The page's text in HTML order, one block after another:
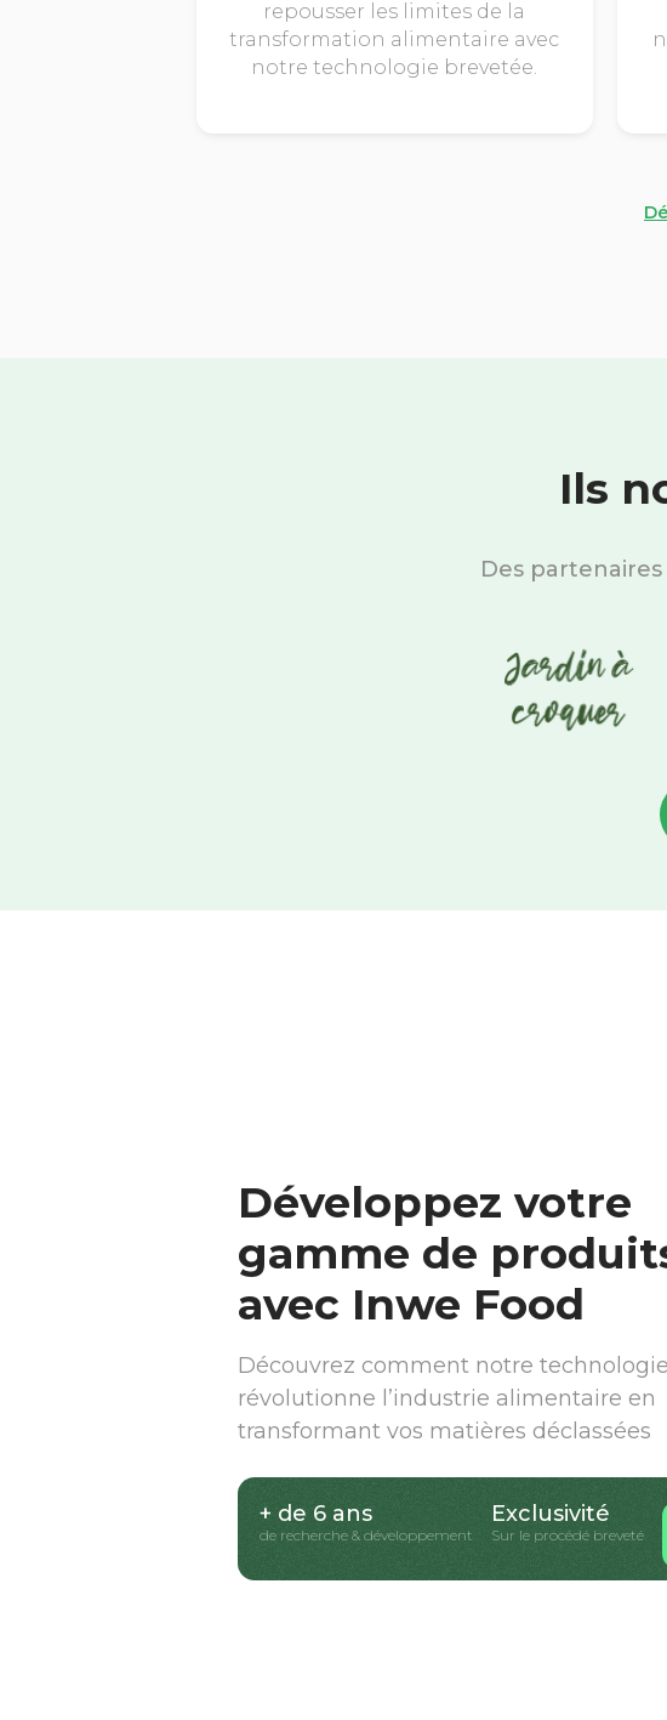
repousser les limites de la
transformation alimentaire avec
notre technologie brevetée.
Ils
Des
Développez votre
gamme de
avec Inwe Food
Découvrez comment notre
révolutionne l’industrie alimentaire en
transformant vos matières déclassées
+ de 6 ans
de recherche & développement
Exclusivité
Sur le procédé breveté